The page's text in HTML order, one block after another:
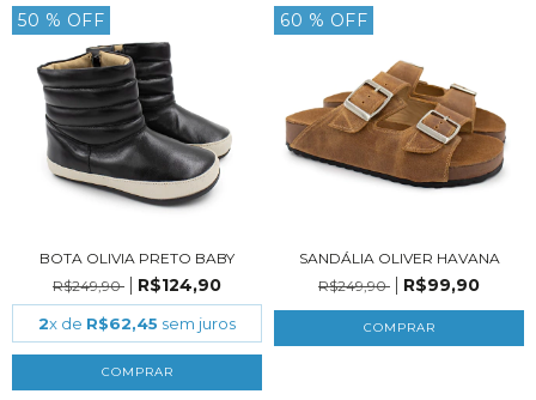
50 % OFF
BOTA OLIVIA PRETO BABY
R$249,90
R$124,90
2x de R$62,45 sem juros
COMPRAR
60 % OFF
SANDÁLIA OLIVER HAVANA
R$249,90
R$99,90
COMPRAR